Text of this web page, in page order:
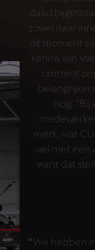
daad
zowel naar
dit moment
kennis van
omtrent
belangrijker
nog.
merk, wat
wel met een
want dat
“We hebben